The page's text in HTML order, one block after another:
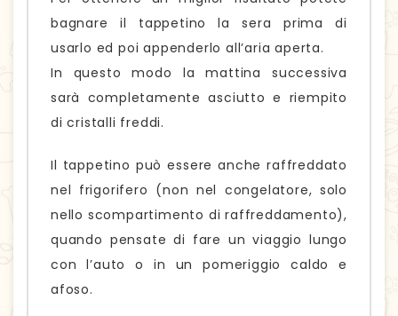
bagnare il tappetino la sera prima di
usarlo ed poi appenderlo all’aria aperta.
In questo modo la mattina successiva
sarà completamente asciutto e riempito
di cristalli freddi.
Il tappetino può essere anche raffreddato
nel frigorifero (non nel congelatore, solo
nello scompartimento di raffreddamento),
quando pensate di fare un viaggio lungo
con l’auto o in un pomeriggio caldo e
afoso.